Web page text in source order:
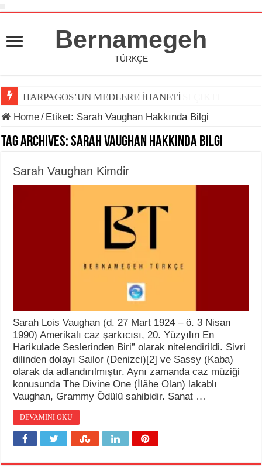
Bernamegeh
TÜRKÇE
BERNAMEGEH DERGİSİNİN 7. SAYISI ÇIKTI
HARPAGOS’UN MEDLERE İHANETİ
Home/ Etiket: Sarah Vaughan Hakkında Bilgi
Tag Archives:Sarah Vaughan Hakkında Bilgi
Sarah Vaughan Kimdir
Sarah Lois Vaughan (d. 27 Mart 1924 – ö. 3 Nisan
1990) Amerikalı caz şarkıcısı, 20. Yüzyılın En
Harikulade Seslerinden Biri” olarak nitelendirildi. Sivri
dilinden dolayı Sailor (Denizci)[2] ve Sassy (Kaba)
olarak da adlandırılmıştır. Aynı zamanda caz müziği
konusunda The Divine One (İlâhe Olan) lakablı
Vaughan, Grammy Ödülü sahibidir. Sanat …
DEVAMINI OKU